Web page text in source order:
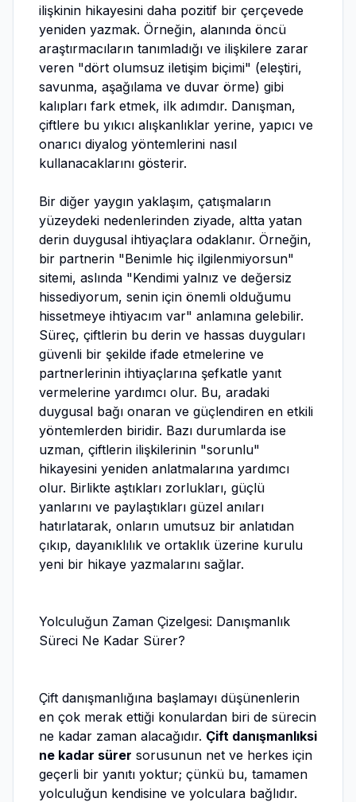
ilişkinin hikayesini daha pozitif bir çerçevede
yeniden yazmak. Örneğin, alanında öncü
araştırmacıların tanımladığı ve ilişkilere zarar
veren "dört olumsuz iletişim biçimi" (eleştiri,
savunma, aşağılama ve duvar örme) gibi
kalıpları fark etmek, ilk adımdır. Danışman,
çiftlere bu yıkıcı alışkanlıklar yerine, yapıcı ve
onarıcı diyalog yöntemlerini nasıl
kullanacaklarını gösterir.
Bir diğer yaygın yaklaşım, çatışmaların
yüzeydeki nedenlerinden ziyade, altta yatan
derin duygusal ihtiyaçlara odaklanır. Örneğin,
bir partnerin "Benimle hiç ilgilenmiyorsun"
sitemi, aslında "Kendimi yalnız ve değersiz
hissediyorum, senin için önemli olduğumu
hissetmeye ihtiyacım var" anlamına gelebilir.
Süreç, çiftlerin bu derin ve hassas duyguları
güvenli bir şekilde ifade etmelerine ve
partnerlerinin ihtiyaçlarına şefkatle yanıt
vermelerine yardımcı olur. Bu, aradaki
duygusal bağı onaran ve güçlendiren en etkili
yöntemlerden biridir. Bazı durumlarda ise
uzman, çiftlerin ilişkilerinin "sorunlu"
hikayesini yeniden anlatmalarına yardımcı
olur. Birlikte aştıkları zorlukları, güçlü
yanlarını ve paylaştıkları güzel anıları
hatırlatarak, onların umutsuz bir anlatıdan
çıkıp, dayanıklılık ve ortaklık üzerine kurulu
yeni bir hikaye yazmalarını sağlar.
Yolculuğun Zaman Çizelgesi: Danışmanlık
Süreci Ne Kadar Sürer?
Çift danışmanlığına başlamayı düşünenlerin
en çok merak ettiği konulardan biri de sürecin
ne kadar zaman alacağıdır. Çift danışmanlıksi
ne kadar sürer sorusunun net ve herkes için
geçerli bir yanıtı yoktur; çünkü bu, tamamen
yolculuğun kendisine ve yolculara bağlıdır.